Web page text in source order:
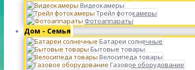
Видеокамеры
Трейл фотокамеры
Фотоаппараты
Дом - Семья
Батареи солнечные
Бытовые товары
Велосипеда товары
Газовое оборудование